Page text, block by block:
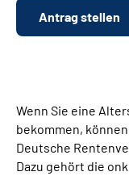
Leichte Sprache
Antrag stellen
Wenn Sie eine
bekommen,
Deutsche
Dazu gehört die